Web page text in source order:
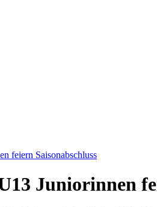
feiern Saisonabschluss
Juniorinnen